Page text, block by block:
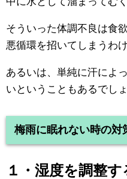
そういった体調不良は食
悪循環を招いてしまうわけ
あるいは、単純に汗によ
いということもあるでしょ
梅雨に眠れない時の対
１・湿度を調整す